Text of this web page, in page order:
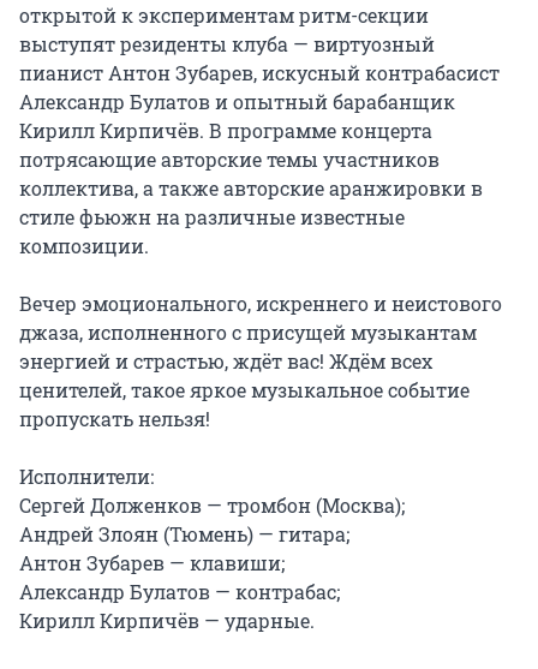
открытой к экспериментам ритм-секции
выступят резиденты клуба — виртуозный
пианист Антон Зубарев, искусный контрабасист
Александр Булатов и опытный барабанщик
Кирилл Кирпичёв. В программе концерта
потрясающие авторские темы участников
коллектива, а также авторские аранжировки в
стиле фьюжн на различные известные
композиции.
Вечер эмоционального, искреннего и неистового
джаза, исполненного с присущей музыкантам
энергией и страстью, ждёт вас! Ждём всех
ценителей, такое яркое музыкальное событие
пропускать нельзя!
Исполнители:
Сергей Долженков — тромбон (Москва);
Андрей Злоян (Тюмень) — гитара;
Антон Зубарев — клавиши;
Александр Булатов — контрабас;
Кирилл Кирпичёв — ударные.